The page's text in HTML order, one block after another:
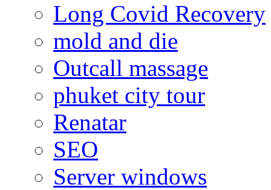
Long Covid Recovery
mold and die
Outcall massage
phuket city tour
Renatar
SEO
Server windows